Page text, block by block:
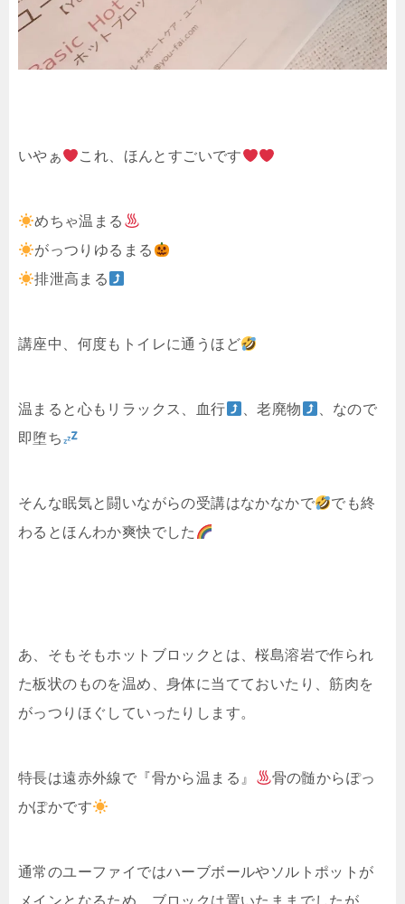
いやぁ これ、ほんとすごいです
めちゃ温まる
がっつりゆるまる
排泄高まる
講座中、何度もトイレに通うほど
温まると心もリラックス、血行 、老廃物
、なので
即堕ち
そんな眠気と闘いながらの受講はなかなかで
でも終
わるとほんわか爽快でした
あ、そもそもホットブロックとは、桜島溶岩で作られ
た板状のものを温め、身体に当てておいたり、筋肉を
がっつりほぐしていったりします。
特長は遠赤外線で『骨から温まる』
骨の髄からぽっ
かぽかです
通常のユーファイではハーブボールやソルトポットが
メインとなるため、ブロックは置いたままでしたが、